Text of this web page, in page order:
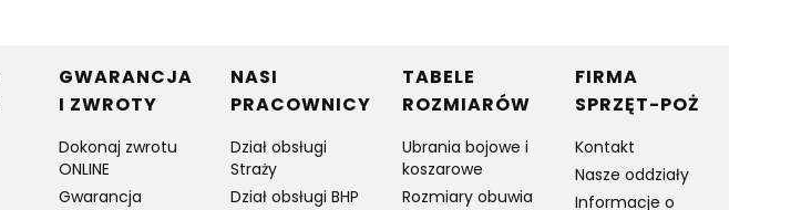
GWARANCJA
I ZWROTY
Dokonaj zwrotu
ONLINE
Gwarancja
NASI
PRACOWNICY
Dział obsługi
Straży
Dział obsługi BHP
TABELE
ROZMIARÓW
Ubrania bojowe i
koszarowe
Rozmiary obuwia
FIRMA
SPRZĘT-POŻ
Kontakt
Nasze oddziały
Informacje o